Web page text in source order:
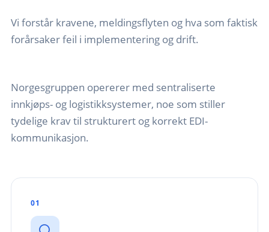
Vi forstår kravene, meldingsflyten og hva som faktisk
forårsaker feil i implementering og drift.
Norgesgruppen opererer med sentraliserte
innkjøps- og logistikksystemer, noe som stiller
tydelige krav til strukturert og korrekt EDI-
kommunikasjon.
01